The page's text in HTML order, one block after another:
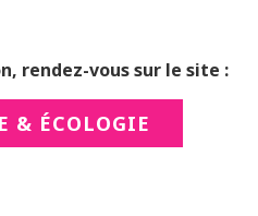
rendez-vous sur le site :
& ÉCOLOGIE